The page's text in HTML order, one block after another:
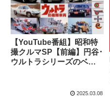
【YouTube番組】昭和特
撮クルマSP【前編】円谷･
ウルトラシリーズのベー
2025.03.08